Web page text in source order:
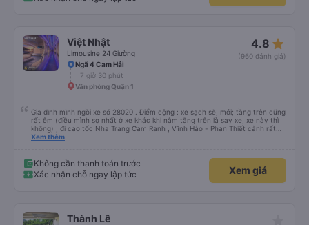
Việt Nhật
Limousine 24 Giường
4.8 star_rate
(960 đánh giá)
Ngã 4 Cam Hải
7 giờ 30 phút
Văn phòng Quận 1
Gia đình mình ngồi xe số 28020 . Điểm cộng : xe sạch sẽ, mới; tầng trên cũng
rất êm (điều mình sợ nhất ở xe khác khi nằm tầng trên là say xe, xe này thì
không) , đi cao tốc Nha Trang Cam Ranh , Vĩnh Hảo - Phan Thiết cảnh rất
đẹp. Điểm trừ : dừng đậu rước khách và lên hàng lâu 1 chút. Dịp lễ mấy hãng
Xem thêm
Không cần thanh toán trước
Xác nhận chỗ ngay lập tức
Xem giá
Thành Lê